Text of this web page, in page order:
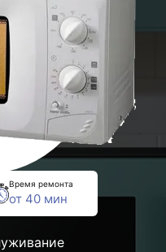
Время ремонта
от 40 мин